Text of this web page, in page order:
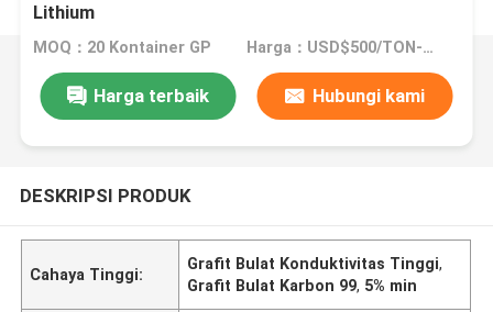
Lithium
MOQ：20 Kontainer GP Harga：USD$500/TON-USD$3000/TON
Harga terbaik Hubungi kami
DESKRIPSI PRODUK
Cahaya Tinggi:
Grafit Bulat Konduktivitas Tinggi,
Grafit Bulat Karbon 99, 5% min